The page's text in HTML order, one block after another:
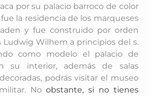
por su palacio barroco de color
la residencia de los marqueses
y fue construido por orden
Ludwig Wilhem a principios del s.
como modelo el palacio de
su interior, además de salas
podrás visitar el museo
Noobstante, si no tienes